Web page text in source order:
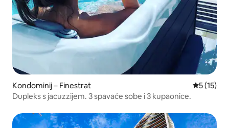
Kondominij – Finestrat Prosječna
5 (15)
Dupleks s jacuzzijem. 3 spavaće sobe i 3 kupaonice.